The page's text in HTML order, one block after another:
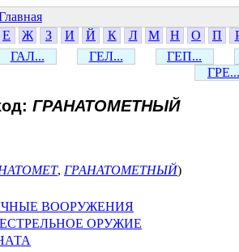
Е Ж З И Й К Л М Н О П
ГАЛ... ГЕЛ...
ГЕП...
ГРЕ...
ГРАНАТОМЕТНЫЙ
, ГРАНАТОМЕТНЫЙ)
ВООРУЖЕНИЯ
ОРУЖИЕ